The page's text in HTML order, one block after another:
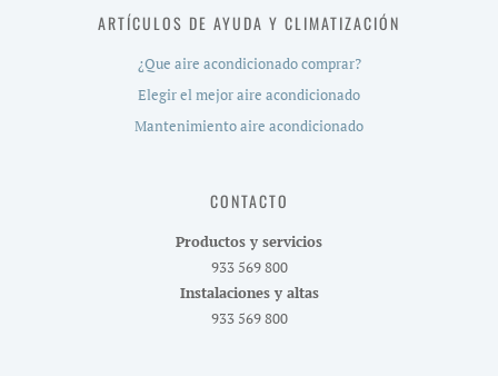
ARTÍCULOS DE AYUDA Y CLIMATIZACIÓN
¿Que aire acondicionado comprar?
Elegir el mejor aire acondicionado
Mantenimiento aire acondicionado
CONTACTO
Productos y servicios
933 569 800
Instalaciones y altas
933 569 800